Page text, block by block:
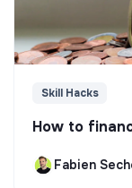
Skill Hacks
How to
Fabien